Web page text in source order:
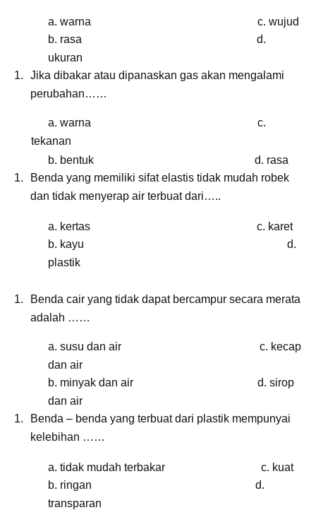
a. warna c. wujud
b. rasa d.
ukuran
Jika dibakar atau dipanaskan gas akan mengalami
perubahan……
a. warna c.
tekanan
b. bentuk d. rasa
Benda yang memiliki sifat elastis tidak mudah robek
dan tidak menyerap air terbuat dari…..
a. kertas c. karet
b. kayu d.
plastik
Benda cair yang tidak dapat bercampur secara merata
adalah ……
a. susu dan air c. kecap
dan air
b. minyak dan air d. sirop
dan air
Benda – benda yang terbuat dari plastik mempunyai
kelebihan ……
a. tidak mudah terbakar c. kuat
b. ringan d.
transparan